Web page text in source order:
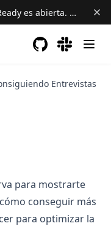
es abierta.
Entrevistas
para mostrarte
conseguir más
para optimizar la